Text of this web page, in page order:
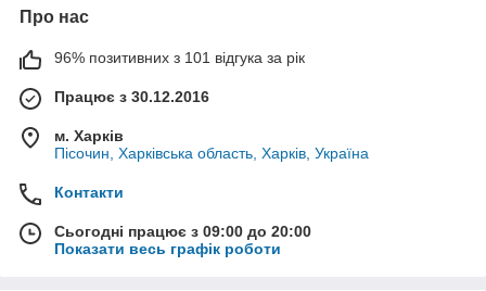
Про нас
96% позитивних з 101 відгука за рік
Працює з 30.12.2016
м. Харків
Пісочин, Харківська область, Харків, Україна
Контакти
Сьогодні працює з 09:00 до 20:00
Показати весь графік роботи